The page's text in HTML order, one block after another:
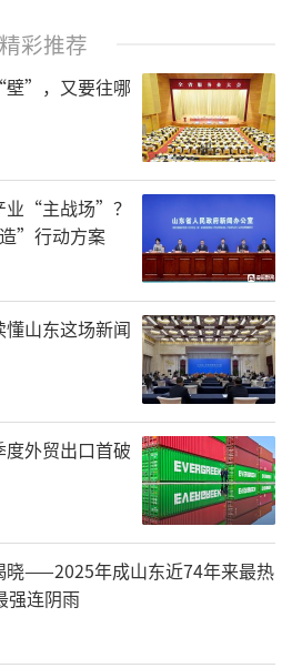
已经吹到了年轻人中间，
寻常百姓家，更以丰富的
生活。
夜市”出摊
医药大学附属医院（山东
区热闹非凡，为期三天的
启动。45个“摊位”很快
住，跟学八段锦、了解三
及养生方剂、鉴别贵重中
术……市民纷纷开启了沉
康玩养生，近距离感受源
力。
没有时间，这样的‘夜
些茶饮可以直接冲泡，非
，济南市民郑女士和朋
精彩推荐
壁”，又要往哪
业“主战场”？
”行动方案
山东这场新闻
外贸出口首破
晓——2025年成山东近74年来最热
强连阴雨